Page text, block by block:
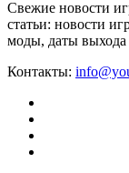
Свежие новости
статьи: новости
моды, даты выхода
Контакты: